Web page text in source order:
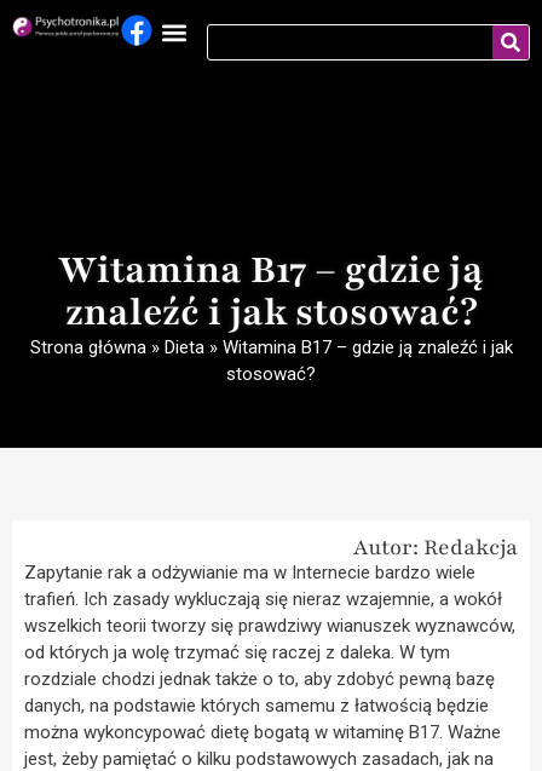
Witamina B17 – gdzie ją
znaleźć i jak stosować?
Strona główna» Dieta» Witamina B17 – gdzie ją znaleźć i jak
stosować?
Autor: Redakcja
Zapytanie rak a odżywianie ma w Internecie bardzo wiele
trafień. Ich zasady wykluczają się nieraz wzajemnie, a wokół
wszelkich teorii tworzy się prawdziwy wianuszek wyznawców,
od których ja wolę trzymać się raczej z daleka. W tym
rozdziale chodzi jednak także o to, aby zdobyć pewną bazę
danych, na podstawie których samemu z łatwością będzie
można wykoncypować dietę bogatą w witaminę B17. Ważne
jest, żeby pamiętać o kilku podstawowych zasadach, jak na